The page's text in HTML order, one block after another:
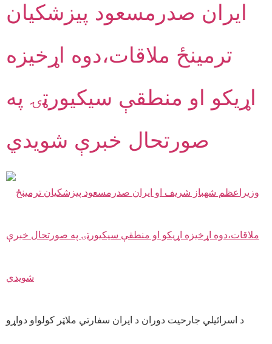
ايران صدرمسعود پيزشکيان
ترمينځ ملاقات،دوه اړخيزه
اړيکو او منطقې سيکيورټۍ په
صورتحال خبرې شويدي
د اسرائيلي جارحيت دوران د ايران سفارتي ملاټر کولواو دواړو